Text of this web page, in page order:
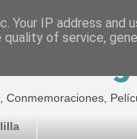
Jorge
Your IP address and
of service,